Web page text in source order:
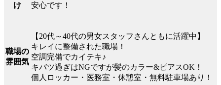
け
安心です！
職場の
雰囲気
【20代～40代の男女スタッフさんともに活躍中】
キレイに整備された職場！
空調完備でカイテキ♪
キバツ過ぎはNGですが髪のカラー&ピアスOK！
個人ロッカー・医務室・休憩室・無料駐車場あり！